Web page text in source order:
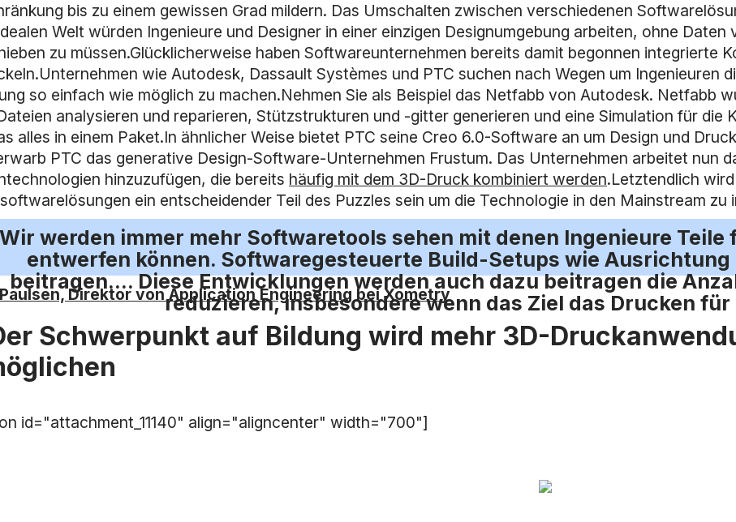
bis zu einem gewissen Grad mildern. Das Umschalten zwischen verschiedenen
Welt würden Ingenieure und Designer in einer einzigen Designumgebung arbeiten, ohne
zu müssen.Glücklicherweise haben Softwareunternehmen bereits damit begonnen integrierte
wie Autodesk, Dassault Systèmes und PTC suchen nach Wegen um Ingenieuren
so einfach wie möglich zu machen.Nehmen Sie als Beispiel das Netfabb von Autodesk. Netfabb
analysieren und reparieren, Stützstrukturen und -gitter generieren und eine Simulation für
alles in einem Paket.In ähnlicher Weise bietet PTC seine Creo 6.0-Software an um Design und
PTC das generative Design-Software-Unternehmen Frustum. Das Unternehmen arbeitet nun
hinzuzufügen, die bereits häufig mit dem 3D-Druck kombiniert werden.Letztendlich
ein entscheidender Teil des Puzzles sein um die Technologie in den Mainstream zu
werden immer mehr Softwaretools sehen mit denen Ingenieure
entwerfen können. Softwaregesteuerte Build-Setups wie
beitragen…. Diese Entwicklungen werden auch dazu beitragen die
reduzieren, insbesondere wenn das Ziel das Drucken
Direktor von Application Engineering bei Xometry
Schwerpunkt auf Bildung wird mehr 3D-
id="attachment_11140" align="aligncenter" width="700"]